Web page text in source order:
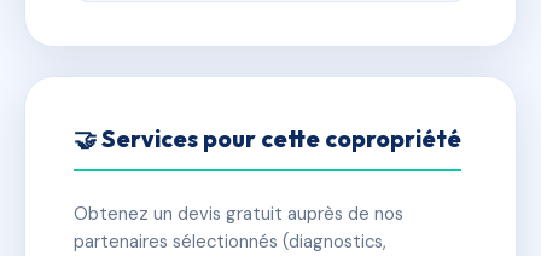
🤝 Services pour cette copropriété
Obtenez un devis gratuit auprès de nos
partenaires sélectionnés (diagnostics,